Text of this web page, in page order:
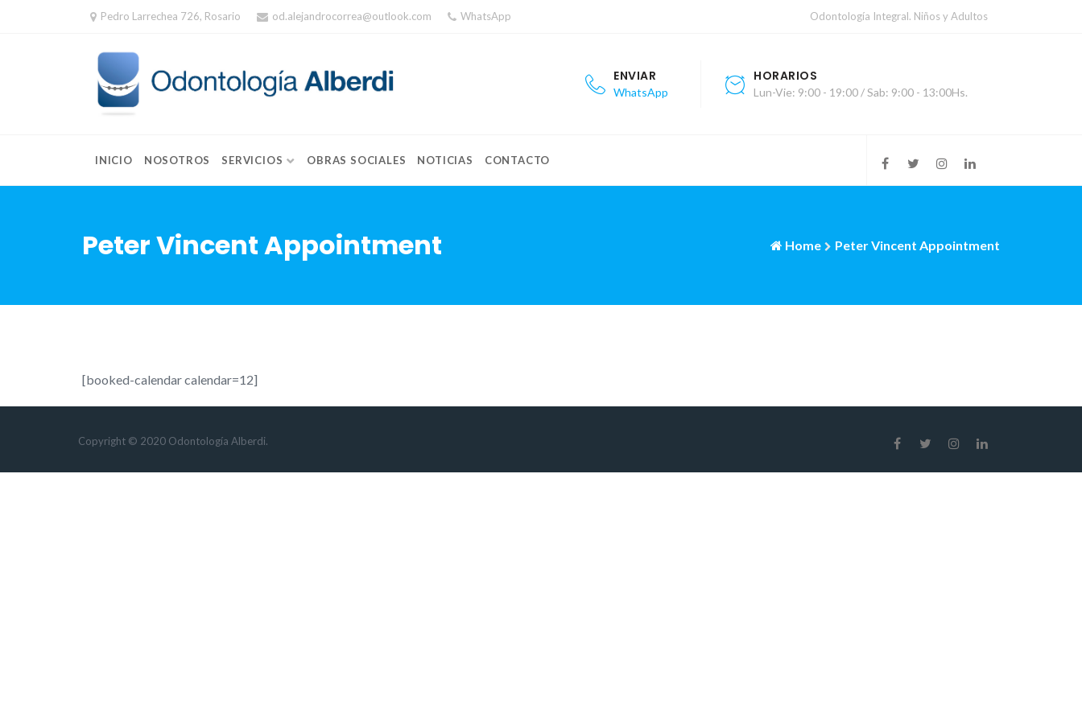
Pedro Larrechea 726, Rosario od.alejandrocorrea@outlook.com WhatsApp Odontología Integral. Niños y Adultos
ENVIAR
WhatsApp
HORARIOS
Lun-Vie: 9:00 - 19:00 / Sab: 9:00 - 13:00Hs.
INICIO NOSOTROS SERVICIOS OBRAS SOCIALES NOTICIAS CONTACTO
Peter Vincent Appointment Home Peter Vincent Appointment
[booked-calendar calendar=12]
Copyright © 2020 Odontología Alberdi.